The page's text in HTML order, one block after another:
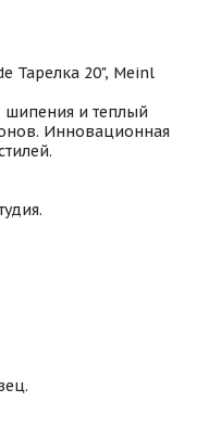
Тарелка 20", Meinl
шипения и теплый
Инновационная